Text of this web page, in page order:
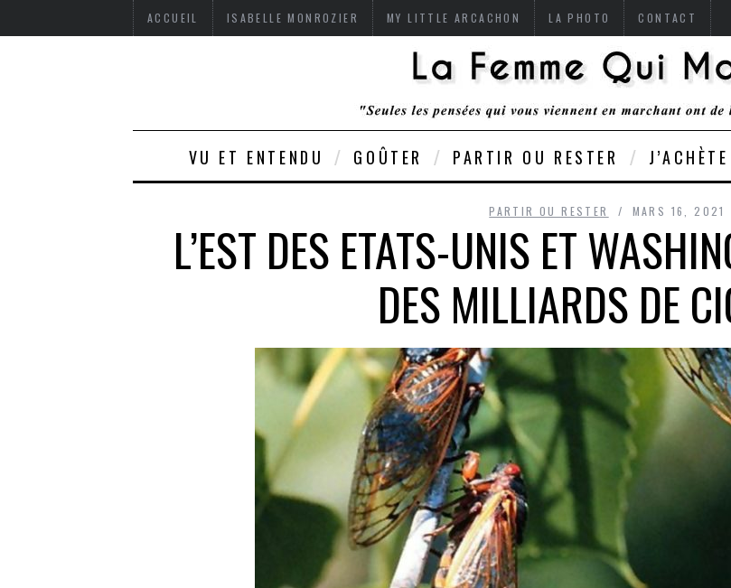
ACCUEIL ISABELLE MONROZIER MY LITTLE ARCACHON LA PHOTO CONTACT
VU ET ENTENDU GOÛTER PARTIR OU RESTER J’ACHÈTE
PARTIR OU RESTER MARS 16, 2021
L’EST DES ETATS-UNIS ET
DES MILLIARDS DE